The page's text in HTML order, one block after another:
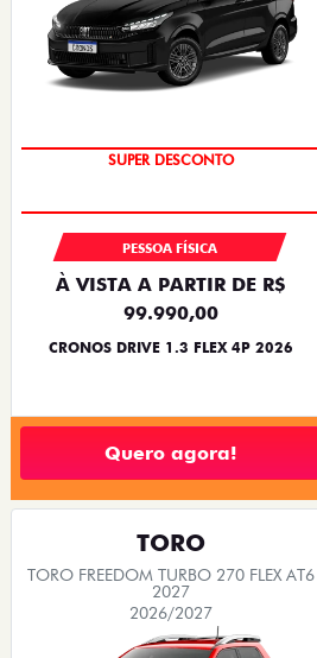
BÔNUS DE ATÉ R$ 14 MIL
PESSOA FÍSICA
À VISTA A PARTIR DE R$
99.990,00
CRONOS DRIVE 1.3 FLEX 4P 2026
Quero agora!
TORO
TORO FREEDOM TURBO 270 FLEX AT6
2027
2026/2027